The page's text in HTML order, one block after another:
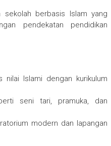
sekolah berbasis Islam yang
pendekatan pendidikan
nilai Islami dengan kurikulum
seni tari, pramuka, dan
modern dan lapangan